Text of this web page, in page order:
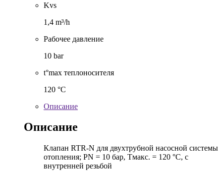
Kvs
1,4 m³/h
Рабочее давление
10 bar
t°max теплоносителя
120 °C
Описание
Описание
Клапан RTR-N для двухтрубной насосной системы
отопления; PN = 10 бар, Тмакс. = 120 °С, с
внутренней резьбой